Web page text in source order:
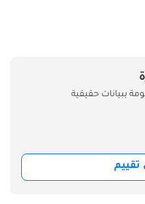
ببيانات حقيقية